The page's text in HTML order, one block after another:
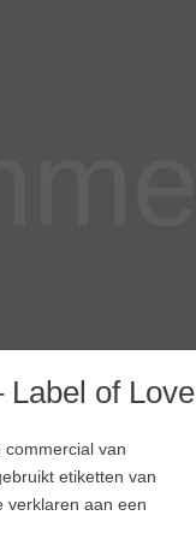
Label of Love
commercial van
etiketten van
verklaren aan een